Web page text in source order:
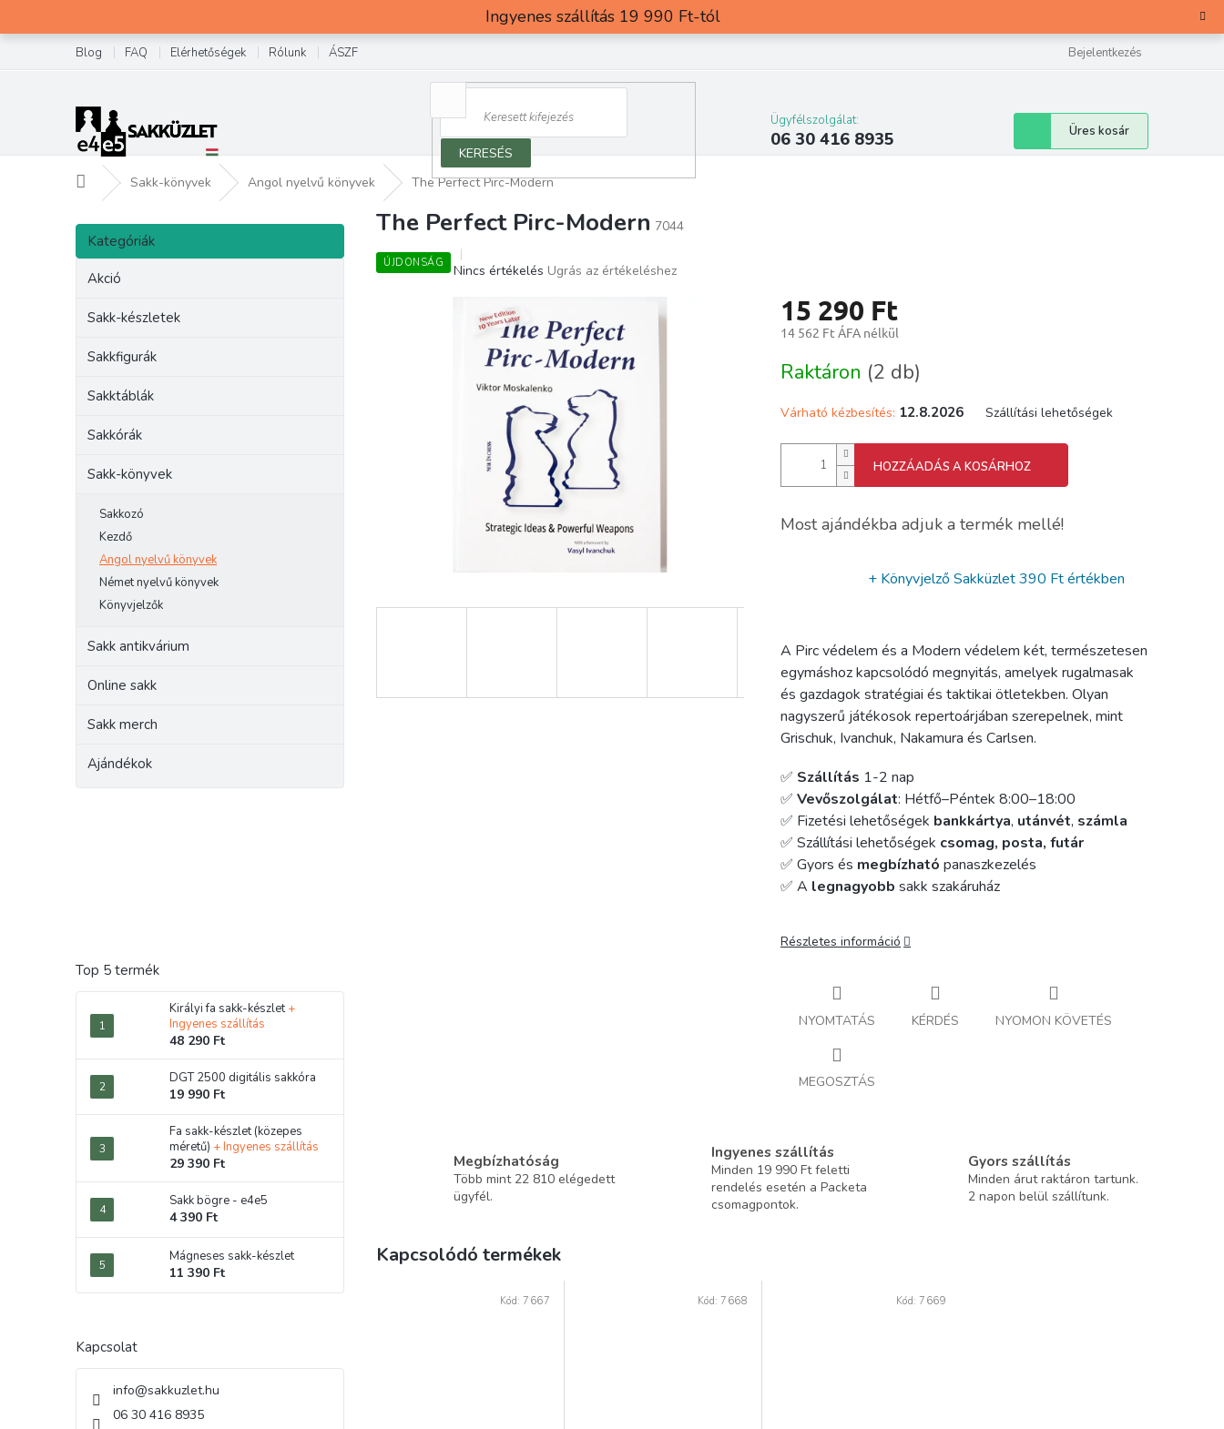
Ingyenes szállítás 19 990 Ft-tól
Blog FAQ Elérhetőségek Rólunk ÁSZF Bejelentkezés
KERESÉS
Ügyfélszolgálat:
06 30 416 8935 Kosár
Üres kosár
KezdőlapSakk-könyvek Angol nyelvű könyvek The Perfect Pirc-Modern
O
d
Kategóriák
átugrása
Kategóriák
Akció
Sakk-készletek
Sakkfigurák
Sakktáblák
Sakkórák
Sakk-könyvek
Sakkozó
Kezdő
Angol nyelvű könyvek
Német nyelvű könyvek
Könyvjelzők
Sakk antikvárium
Online sakk
Sakk merch
Ajándékok
Top 5 termék
Királyi fa sakk-készlet+
Ingyenes szállítás
48 290 Ft
DGT 2500 digitális sakkóra
19 990 Ft
Fa sakk-készlet (közepes
méretű) + Ingyenes szállítás
29 390 Ft
Sakk bögre - e4e5
4 390 Ft
Mágneses sakk-készlet
11 390 Ft
Kapcsolat
info@sakkuzlet.hu
06 30 416 8935
The Perfect Pirc-Modern 7044
ÚJDONSÁG
A
értékelése
csillag.
Nincs értékelés Ugrás az értékeléshez
15 290 Ft
14 562 Ft ÁFA nélkül
Raktáron (2 db)
Várható kézbesítés: 12.8.2026 Szállítási lehetőségek
HOZZÁADÁS A KOSÁRHOZ
Most ajándékba adjuk a termék mellé!
+ Könyvjelző Sakküzlet390 Ft értékben
A Pirc védelem és a Modern védelem két, természetesen
egymáshoz kapcsolódó megnyitás, amelyek rugalmasak
és gazdagok stratégiai és taktikai ötletekben. Olyan
nagyszerű játékosok repertoárjában szerepelnek, mint
Grischuk, Ivanchuk, Nakamura és Carlsen.
✅ Szállítás 1-2 nap
✅ Vevőszolgálat: Hétfő–Péntek 8:00–18:00
✅ Fizetési lehetőségek bankkártya, utánvét, számla
✅ Szállítási lehetőségek csomag, posta, futár
✅ Gyors és megbízható panaszkezelés
✅ A legnagyobb sakk szakáruház
Részletes információ
NYOMTATÁS KÉRDÉS NYOMON KÖVETÉS
MEGOSZTÁS
Megbízhatóság
Több mint 22 810 elégedett
ügyfél.
Ingyenes szállítás
Minden 19 990 Ft feletti
rendelés esetén a Packeta
csomagpontok.
Gyors szállítás
Minden árut raktáron tartunk.
2 napon belül szállítunk.
Kapcsolódó termékek
Kód: 7667 Kód: 7668 Kód: 7669